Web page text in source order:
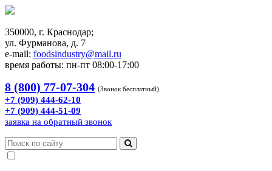
350000, г. Краснодар;
ул. Фурманова, д. 7
e-mail: foodsindustry@mail.ru
время работы: пн-пт 08:00-17:00
8 (800) 77-07-304 (Звонок бесплатный)
+7 (909) 444-62-10
+7 (909) 444-51-09
заявка на обратный звонок